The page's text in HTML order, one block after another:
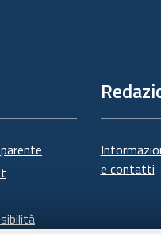
e contatti